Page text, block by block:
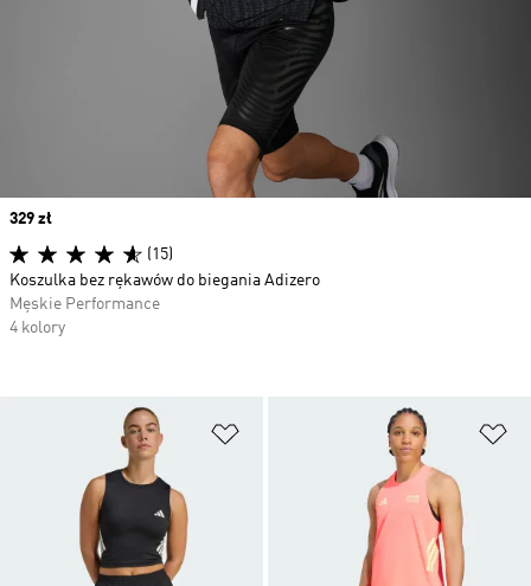
Dodaj do listy życzeń
Price
329 zł
(15)
Koszulka bez rękawów do biegania Adizero
Męskie Performance
4 kolory